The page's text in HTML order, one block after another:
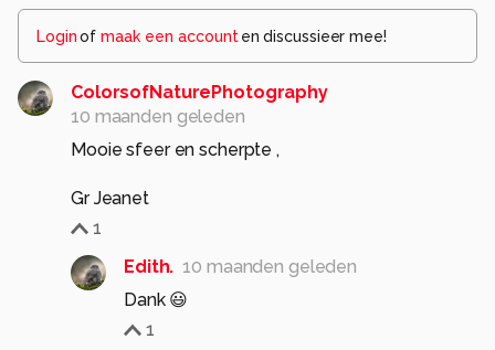
Loginof maak een account en discussieer mee!
ColorsofNaturePhotography
10 maanden geleden
Mooie sfeer en scherpte ,
Gr Jeanet
1
Edith. 10 maanden geleden
Dank 😃
1